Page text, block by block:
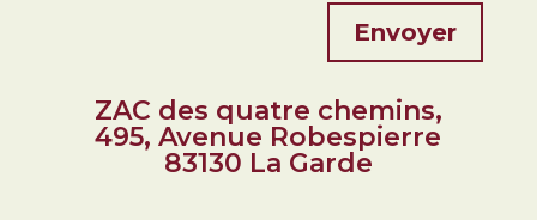
Envoyer
ZAC des quatre chemins,
495, Avenue Robespierre
83130 La Garde